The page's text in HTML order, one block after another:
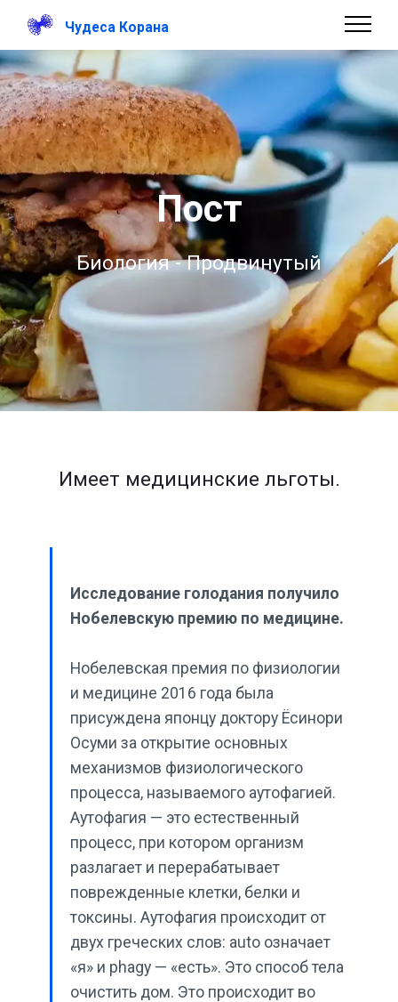
Чудеса Корана
Пост
Биология - Продвинутый
Имеет медицинские льготы.
Исследование голодания получило
Нобелевскую премию по медицине.
Нобелевская премия по физиологии
и медицине 2016 года была
присуждена японцу доктору Ёсинори
Осуми за открытие основных
механизмов физиологического
процесса, называемого аутофагией.
Аутофагия — это естественный
процесс, при котором организм
разлагает и перерабатывает
поврежденные клетки, белки и
токсины. Аутофагия происходит от
двух греческих слов: auto означает
«я» и phagy — «есть». Это способ тела
очистить дом. Это происходит во